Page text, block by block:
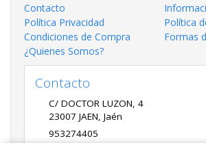
Contacto
Política Privacidad
Política
Condiciones de Compra
Formas
¿Quienes Somos?
Contacto
C/ DOCTOR LUZON, 4
23007 JAEN, Jaén
953274405